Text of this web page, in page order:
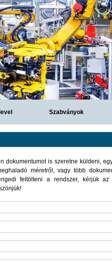
Jump to navigation
Szabványok
dokumentumot is szeretne küldeni,
méretről, vagy több
feltölteni a rendszer, kérjük